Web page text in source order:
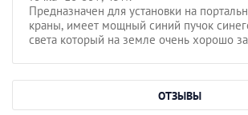
Предназначен для установки на
краны, имеет мощный синий пучок
света который на земле очень хорошо
ОТЗЫВЫ